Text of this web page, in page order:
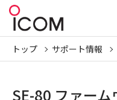
トップ サポート情報
SE-80 ファー